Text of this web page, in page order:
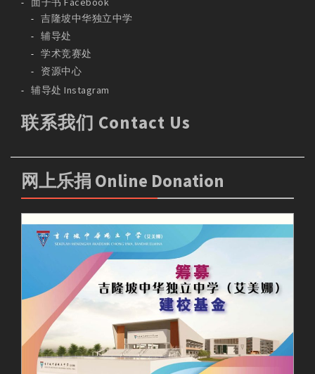
吉隆坡中华独立中学
辅导处
学术竞赛处
资源中心
辅导处 Instagram
联系我们 Contact Us
网上乐捐 Online Donation